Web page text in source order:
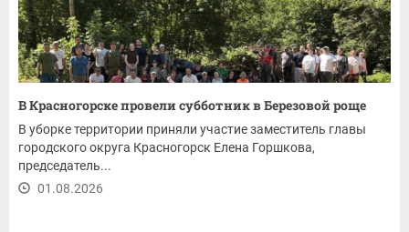
В Красногорске провели субботник в Березовой роще
В уборке территории приняли участие заместитель главы
городского округа Красногорск Елена Горшкова,
председатель...
01.08.2026